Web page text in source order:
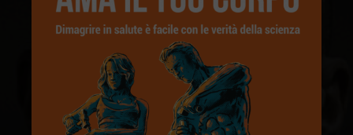
FORMAZIONE
LIBRO